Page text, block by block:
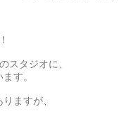
スタジオに、
す。
ますが、